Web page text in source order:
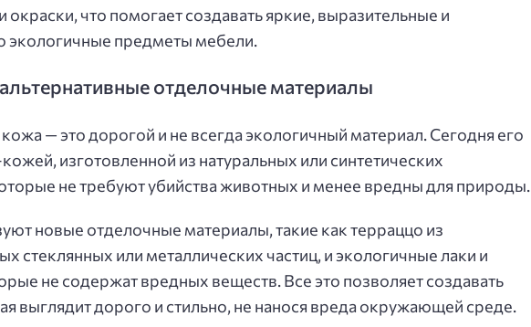
что помогает создавать яркие, выразительные и
экологичные предметы мебели.
отделочные материалы
— это дорогой и не всегда экологичный материал. Сегодня его
изготовленной из натуральных или синтетических
не требуют убийства животных и менее вредны для природы.
новые отделочные материалы, такие как терраццо из
стеклянных или металлических частиц, и экологичные лаки и
не содержат вредных веществ. Все это позволяет создавать
выглядит дорого и стильно, не нанося вреда окружающей среде.